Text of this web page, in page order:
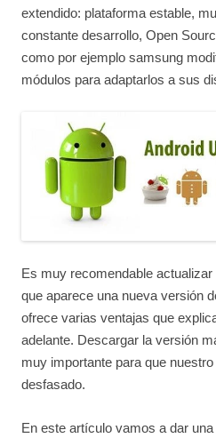
extendido: plataforma estable,
constante desarrollo, Open
como por ejemplo samsung
módulos para adaptarlos a sus
Es muy recomendable
que aparece una nueva versión
ofrece varias ventajas que
adelante. Descargar la versión
muy importante para que
desfasado.
En este artículo vamos a dar